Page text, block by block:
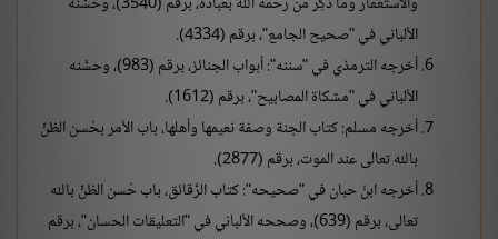
الألباني في "صحيح الجامع"، برقم (4334).
أخرجه الترمذي في "سننه": أبواب الجنائز، برقم (983)، وحسَّنه
الألباني في "مشكاة المصابيح"، برقم (1612).
أخرجه مسلم: كتاب الجنة وصفة نعيمها وأهلها، باب الأمر بحُسن الظنِّ
بالله تعالى عند الموت، برقم (2877).
أخرجه ابنُ حبان في "صحيحه": كتاب الرَّقائق، باب حُسن الظنِّ بالله
تعالى، برقم (639)، وصححه الألباني في "التعليقات الحسان"، برقم